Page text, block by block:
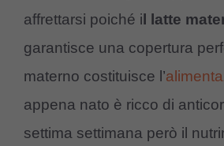
affrettarsi poiché i l latte
garantisce una copertura
materno costituisce l’
appena nato è ricco di
settima settimana però il